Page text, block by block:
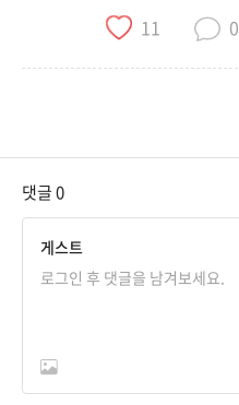
11 0
댓글0
게스트